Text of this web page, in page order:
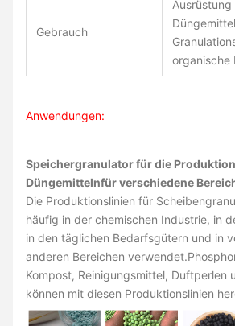
Gebrauch
organische
Anwendungen:
Speichergranulator für die
Düngemittelnfür verschiedene
Die Produktionslinien für
häufig in der chemischen Industrie, in
in den täglichen Bedarfsgütern und in
anderen Bereichen
Kompost, Reinigungsmittel, Duftperlen
können mit diesen Produktionslinien